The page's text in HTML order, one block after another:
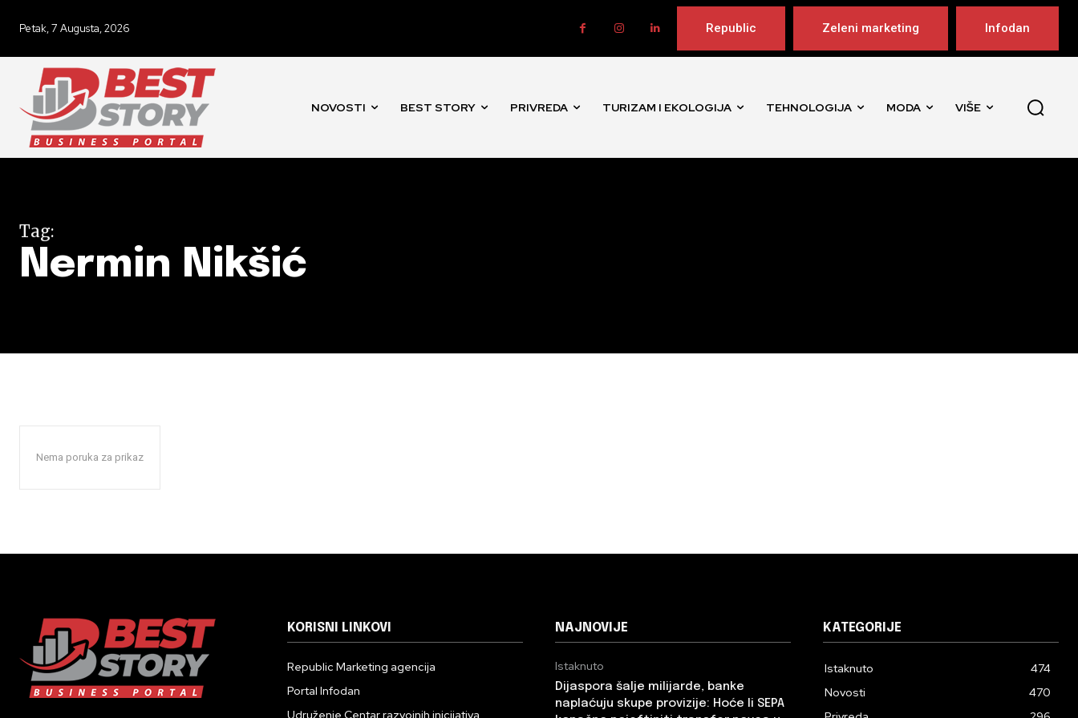
Petak, 7 Augusta, 2026 Republic Zeleni marketing Infodan
NOVOSTI BEST STORY PRIVREDA TURIZAM I EKOLOGIJA TEHNOLOGIJA MODA VIŠE
Tag:
Nermin Nikšić
Nema poruka za prikaz
KORISNI LINKOVI
Republic Marketing agencija
Portal Infodan
Udruženje Centar razvojnih inicijativa
NAJNOVIJE
Istaknuto
Dijaspora šalje milijarde, banke
naplaćuju skupe provizije: Hoće li SEPA
KATEGORIJE
Istaknuto
474
Novosti
470